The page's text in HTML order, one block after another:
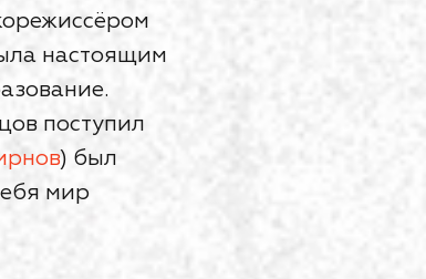
настоящим
поступил
) был
мир